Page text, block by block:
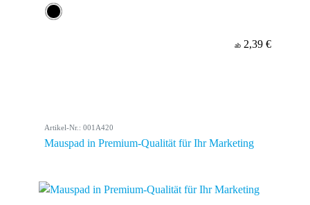
ab 2,39 €
Artikel-Nr.: 001A420
Mauspad in Premium-Qualität für Ihr Marketing